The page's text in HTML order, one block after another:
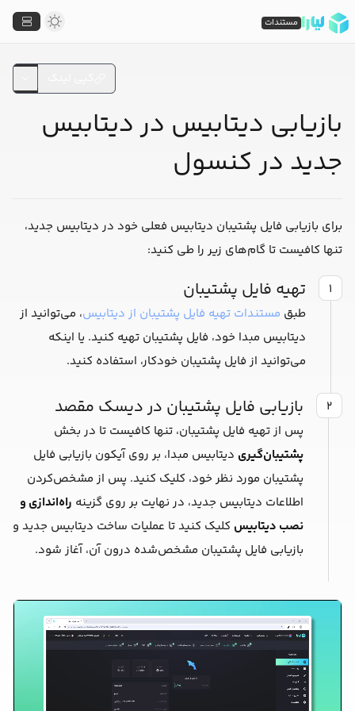
بازیابی دیتابیس در دیتابیس
جدید در کنسول
برای بازیابی فایل پشتیبان دیتابیس فعلی خود در دیتابیس جدید،
تنها کافیست تا گام‌های زیر را طی کنید:
۱ تهیه فایل پشتیبان
طبق مستندات تهیه فایل پشتیبان از دیتابیس، می‌توانید از
دیتابیس مبدا خود، فایل پشتیبان تهیه کنید. یا اینکه
می‌توانید از فایل پشتیبان خودکار، استفاده کنید.
۲ بازیابی فایل پشتیبان در دیسک مقصد
پس از تهیه فایل پشتیبان، تنها کافیست تا در بخش
پشتیبان‌گیری دیتابیس مبدا، بر روی آیکون بازیابی فایل
پشتیبان مورد نظر خود، کلیک کنید. پس از مشخص‌کردن
اطلاعات دیتابیس جدید، در نهایت بر روی گزینه راه‌اندازی و
نصب دیتابیس کلیک کنید تا عملیات ساخت دیتابیس جدید و
بازیابی فایل پشتیبان مشخص‌شده درون آن، آغاز شود.
مستندات